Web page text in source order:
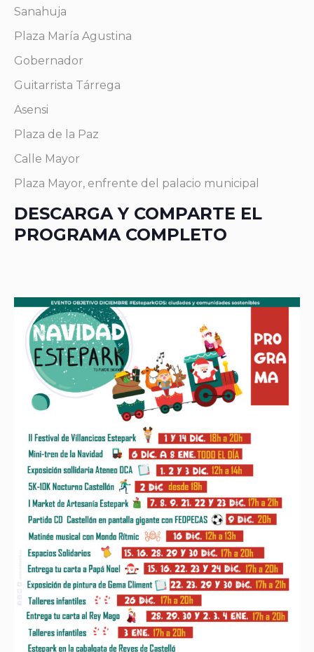
Sanahuja
Plaza María Agustina
Gobernador
Guitarrista Tárrega
Asensi
Plaza de la Paz
Calle Mayor
Plaza Mayor, enfrente del palacio municipal
DESCARGA Y COMPARTE EL
PROGRAMA COMPLETO